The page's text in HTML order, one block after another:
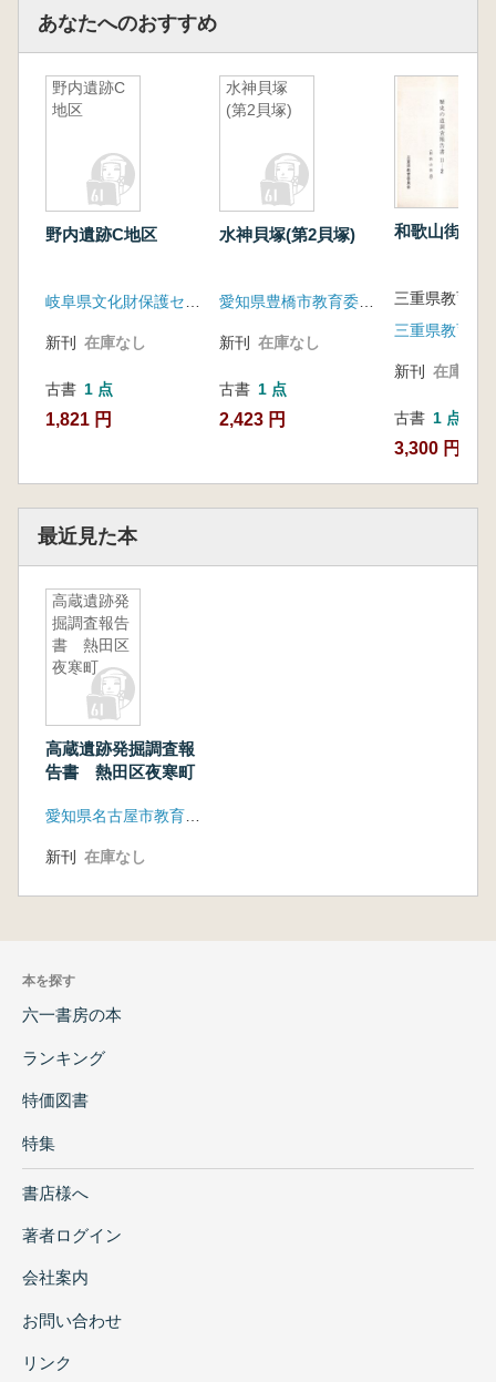
あなたへのおすすめ
野内遺跡C
地区
野内遺跡C地区
岐阜県文化財保護センター
新刊 在庫なし
古書 1 点
1,821 円
水神貝塚
(第2貝塚)
水神貝塚(第2貝塚)
愛知県豊橋市教育委員会
新刊 在庫なし
古書 1 点
2,423 円
和歌山街道
三重県教育
三重県教育委
新刊 在庫なし
古書 1 点
3,300 円
最近見た本
高蔵遺跡発
掘調査報告
書 熱田区
夜寒町
高蔵遺跡発掘調査報
告書 熱田区夜寒町
新刊 在庫なし
本を探す
六一書房の本
ランキング
特価図書
特集
書店様へ
著者ログイン
会社案内
お問い合わせ
リンク